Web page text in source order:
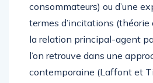
consommateurs) ou d’une
termes d’incitations
la relation principal-agent
l’on retrouve dans une
contemporaine (Laffont et